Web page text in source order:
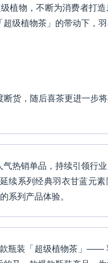
植物，不断为消费者打
级植物茶」的带动下，
货，随后喜茶更进一步
热销单品，持续引领行
续系列经典羽衣甘蓝元
系列产品体验。
瓶装「超级植物茶」——